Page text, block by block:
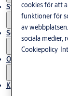
Stories
Service
Om oss
Kontakta oss
cookies för att
funktioner för
av
sociala medier,
Cookiepolicy